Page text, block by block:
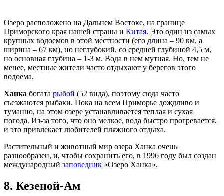
Озеро расположено на Дальнем Востоке, на границе
Приморского края нашей страны и Китая. Это один из самых
крупных водоемов в этой местности (его длина – 90 км, а
ширина – 67 км), но неглубокий, со средней глубиной 4,5 м,
но основная глубина – 1-3 м. Вода в нем мутная. Но, тем не
менее, местные жители часто отдыхают у берегов этого
водоема.
Ханка богата рыбой (52 вида), поэтому сюда часто
съезжаются рыбаки. Пока на всем Приморье дождливо и
туманно, на этом озере устанавливается теплая и сухая
погода. Из-за того, что оно мелкое, вода быстро прогревается,
и это привлекает любителей пляжного отдыха.
Растительный и животный мир озера Ханка очень
разнообразен, и, чтобы сохранить его, в 1996 году был создан
международный заповедник «Озеро Ханка».
8. Кезеной-Ам